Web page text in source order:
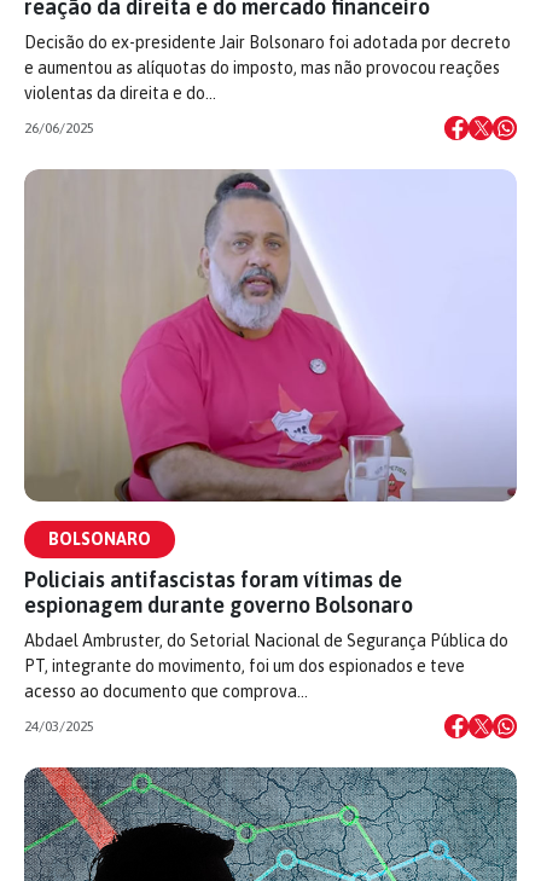
reação da direita e do mercado financeiro
Decisão do ex-presidente Jair Bolsonaro foi adotada por decreto
e aumentou as alíquotas do imposto, mas não provocou reações
violentas da direita e do…
26/06/2025
BOLSONARO
Policiais antifascistas foram vítimas de
espionagem durante governo Bolsonaro
Abdael Ambruster, do Setorial Nacional de Segurança Pública do
PT, integrante do movimento, foi um dos espionados e teve
acesso ao documento que comprova…
24/03/2025